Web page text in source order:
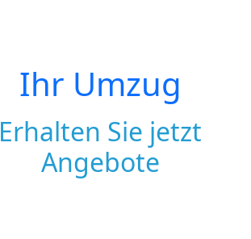
Ihr Umzug
Erhalten Sie jetzt
Angebote